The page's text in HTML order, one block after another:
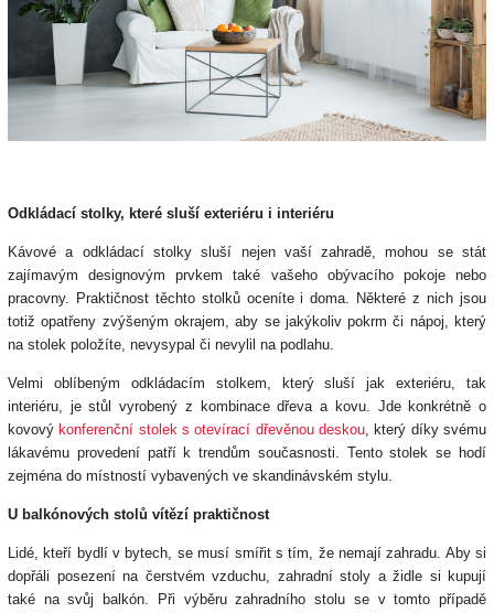
Odkládací stolky, které sluší exteriéru i interiéru
Kávové a odkládací stolky sluší nejen vaší zahradě, mohou se stát
zajímavým designovým prvkem také vašeho obývacího pokoje nebo
pracovny. Praktičnost těchto stolků oceníte i doma. Některé z nich jsou
totiž opatřeny zvýšeným okrajem, aby se jakýkoliv pokrm či nápoj, který
na stolek položíte, nevysypal či nevylil na podlahu.
Velmi oblíbeným odkládacím stolkem, který sluší jak exteriéru, tak
interiéru, je stůl vyrobený z kombinace dřeva a kovu. Jde konkrétně o
kovový konferenční stolek s otevírací dřevěnou deskou, který díky svému
lákavému provedení patří k trendům současnosti. Tento stolek se hodí
zejména do místností vybavených ve skandinávském stylu.
U balkónových stolů vítězí praktičnost
Lidé, kteří bydlí v bytech, se musí smířit s tím, že nemají zahradu. Aby si
dopřáli posezení na čerstvém vzduchu, zahradní stoly a židle si kupují
také na svůj balkón. Při výběru zahradního stolu se v tomto případě